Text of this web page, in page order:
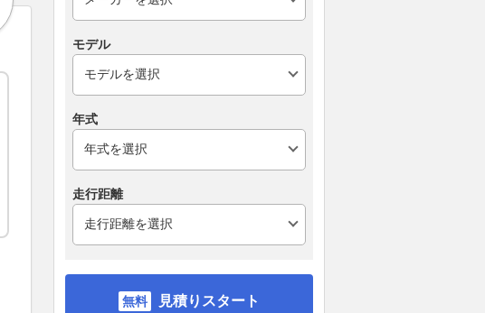
モデル
年式
走行距離
見積りスタート